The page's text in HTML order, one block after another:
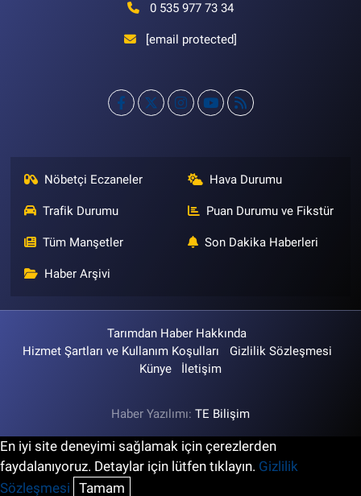
0 535 977 73 34
[email protected]
Nöbetçi Eczaneler Hava Durumu
Trafik Durumu Puan Durumu ve Fikstür
Tüm Manşetler Son Dakika Haberleri
Haber Arşivi
Tarımdan Haber Hakkında
Hizmet Şartları ve Kullanım Koşulları
Gizlilik Sözleşmesi
Künye
İletişim
Haber Yazılımı: TE Bilişim
En iyi site deneyimi sağlamak için çerezlerden
faydalanıyoruz. Detaylar için lütfen tıklayın. Gizlilik
Sözleşmesi Tamam